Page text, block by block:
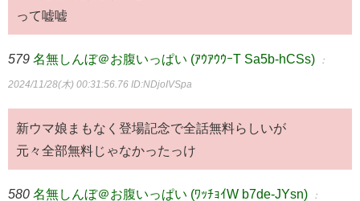
って嘘嘘
579 名無しんぼ＠お腹いっぱい (ｱｳｱｳｳｰT Sa5b-hCSs) ：
2024/11/28(木) 00:31:56.76 ID:NDjoIVSpa
新ウマ娘まもなく登場記念で全話無料らしいが
元々全部無料じゃなかったっけ
580 名無しんぼ＠お腹いっぱい (ﾜｯﾁｮｲW b7de-JYsn) ：